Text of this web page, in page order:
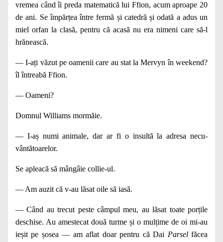
vremea când îi preda matematică lui Ffion, acum aproape 20
de ani. Se împărțea între fermă și catedră și odată a adus un
miel orfan la clasă, pentru că acasă nu era nimeni care să‑l
hrănească.
— I‑ați văzut pe oamenii care au stat la Mervyn în week­end?
îl întreabă Ffion.
— Oameni?
Domnul Williams mormăie.
— I‑aș numi animale, dar ar fi o insultă la adresa necu­
vântătoarelor.
Se apleacă să mângâie collie‑ul.
— Am auzit că v‑au lăsat oile să iasă.
— Când au trecut peste câmpul meu, au lăsat toate porțile
deschise. Au amestecat două turme și o mulțime de oi mi-au
ieșit pe șosea — am aflat doar pentru că Dai Parselfăcea